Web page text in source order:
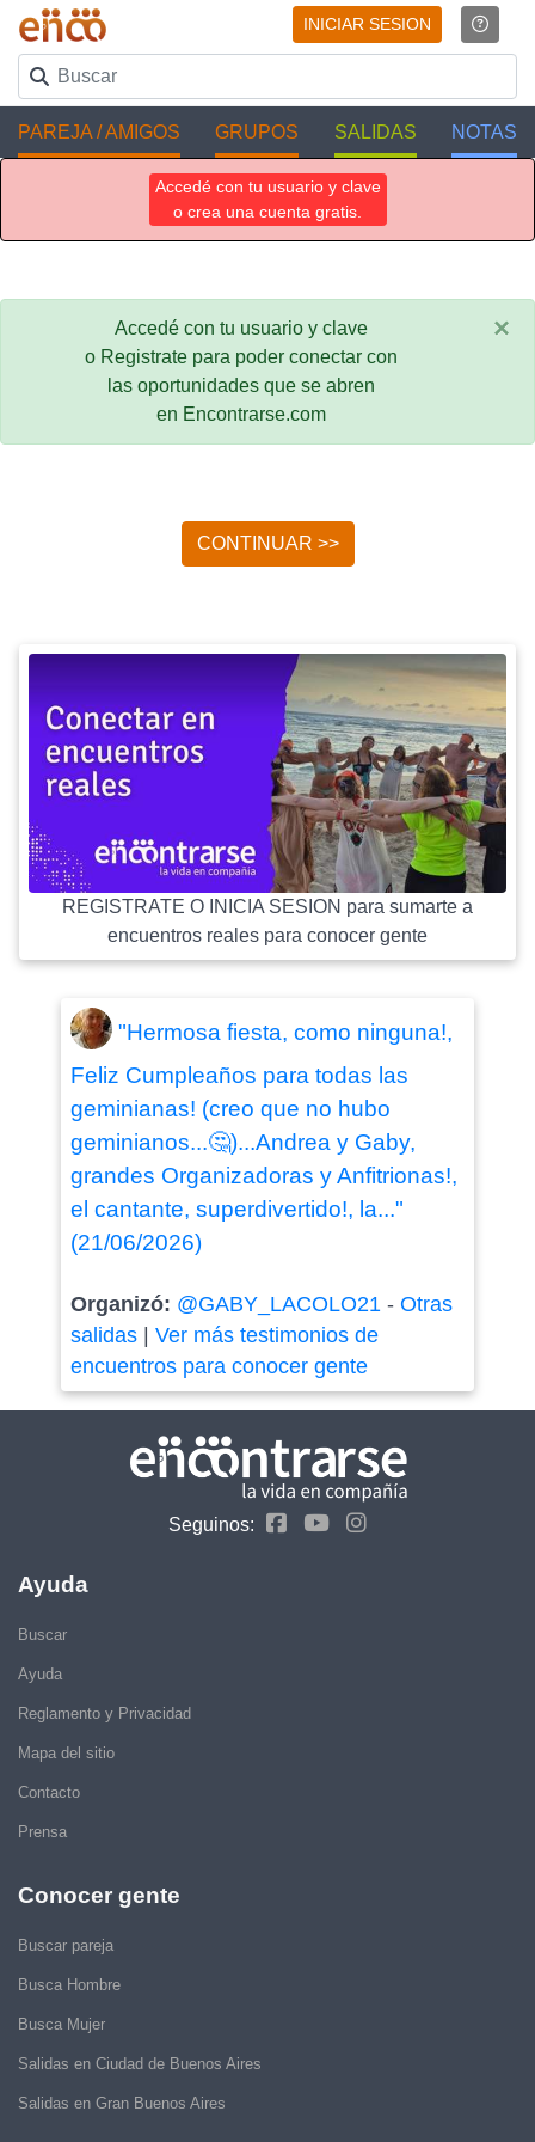
INICIAR SESION
PAREJA / AMIGOS GRUPOS SALIDAS NOTAS
Accedé con tu usuario y clave
o crea una cuenta gratis.
Accedé con tu usuario y clave
o Registrate para poder conectar con
las oportunidades que se abren
en Encontrarse.com
×
CONTINUAR >>
REGISTRATE O INICIA SESION para sumarte a
encuentros reales para conocer gente
"Hermosa fiesta, como ninguna!,
Feliz Cumpleaños para todas las
geminianas! (creo que no hubo
geminianos...🤔)...Andrea y Gaby,
grandes Organizadoras y Anfitrionas!,
el cantante, superdivertido!, la..."
(21/06/2026)
Organizó: @GABY_LACOLO21- Otras
salidas| Ver más testimonios de
encuentros para conocer gente
Seguinos:
Ayuda
Buscar
Ayuda
Reglamento y Privacidad
Mapa del sitio
Contacto
Prensa
Conocer gente
Buscar pareja
Busca Hombre
Busca Mujer
Salidas en Ciudad de Buenos Aires
Salidas en Gran Buenos Aires